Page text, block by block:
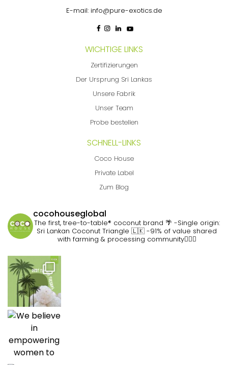
E-mail: info@pure-exotics.de
WICHTIGE LINKS
Zertifizierungen
Der Ursprung Sri Lankas
Unsere Fabrik
Unser Team
Probe bestellen
SCHNELL-LINKS
Coco House
Private Label
Zum Blog
cocohouseglobal
The first, tree-to-table® coconut brand 🌴 -Single origin:
Sri Lankan Coconut Triangle 🇱🇰 -91% of value shared
with farming & processing community👷🏽‍♀️